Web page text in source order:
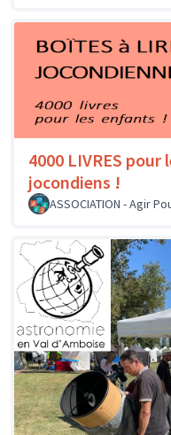
4000 LIVRES pour
jocondiens !
ASSOCIATION - Agir